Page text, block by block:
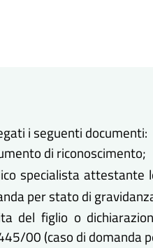
i seguenti documenti:
di riconoscimento;
specialista
per stato di
del figlio o
00 (caso di domanda